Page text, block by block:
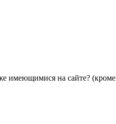
имеющимися на сайте?